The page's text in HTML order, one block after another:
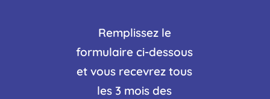
Remplissez le
formulaire ci-dessous
et vous recevrez tous
les 3 mois des